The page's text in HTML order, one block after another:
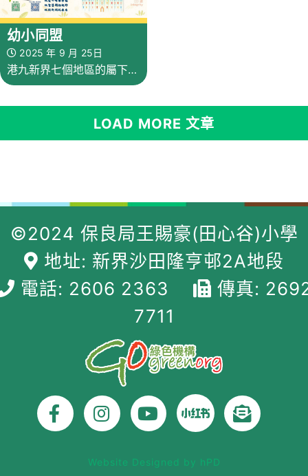
幼小同盟
2025 年 9 月 25日
港九新界七個地區的屬下
系統地加強各方面資源共享
和連繫，並作多元化和多角
LOAD MORE 文章
©2024 保良局王賜豪(田心谷)小學
地址: 新界沙田隆亨邨2A地段
電話: 2606 2363
傳真:
7711
Website Designed by hPD